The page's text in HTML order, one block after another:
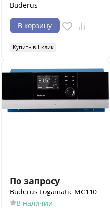
Buderus
В корзину
Купить в 1 клик
По запросу
Buderus Logamatic MC110
В наличии